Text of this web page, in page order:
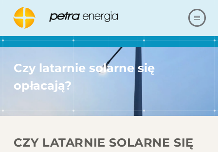
O NAS
NASZE REALIZACJE
Czy latarnie solarne się
opłacają?
CZY LATARNIE SOLARNE SIĘ